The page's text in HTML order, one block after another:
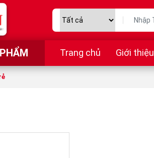
Trang chủ Giới thiệu